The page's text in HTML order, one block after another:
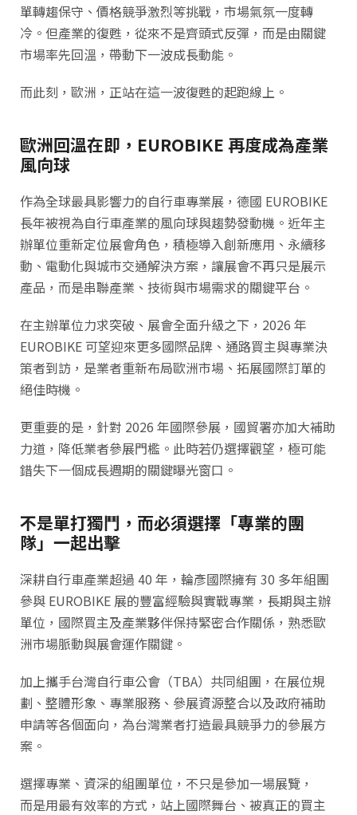
單轉趨保守、價格競爭激烈等挑戰，市場氣氛一度轉
冷。但產業的復甦，從來不是齊頭式反彈，而是由關鍵
市場率先回溫，帶動下一波成長動能。
而此刻，歐洲，正站在這一波復甦的起跑線上。
歐洲回溫在即，EUROBIKE 再度成為產業
風向球
作為全球最具影響力的自行車專業展，德國 EUROBIKE
長年被視為自行車產業的風向球與趨勢發動機。近年主
辦單位重新定位展會角色，積極導入創新應用、永續移
動、電動化與城市交通解決方案，讓展會不再只是展示
產品，而是串聯產業、技術與市場需求的關鍵平台。
在主辦單位力求突破、展會全面升級之下，2026 年
EUROBIKE 可望迎來更多國際品牌、通路買主與專業決
策者到訪，是業者重新布局歐洲市場、拓展國際訂單的
絕佳時機。
更重要的是，針對 2026 年國際參展，國貿署亦加大補助
力道，降低業者參展門檻。此時若仍選擇觀望，極可能
錯失下一個成長週期的關鍵曝光窗口。
不是單打獨鬥，而必須選擇「專業的團
隊」一起出擊
深耕自行車產業超過 40 年，輪彥國際擁有 30 多年組團
參與 EUROBIKE 展的豐富經驗與實戰專業，長期與主辦
單位，國際買主及產業夥伴保持緊密合作關係，熟悉歐
洲市場脈動與展會運作關鍵。
加上攜手台灣自行車公會（TBA）共同組團，在展位規
劃、整體形象、專業服務、參展資源整合以及政府補助
申請等各個面向，為台灣業者打造最具競爭力的參展方
案。
選擇專業、資深的組團單位，不只是參加一場展覽，
而是用最有效率的方式，站上國際舞台、被真正的買主